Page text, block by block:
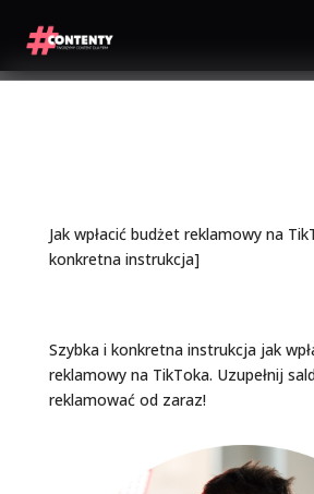
Jak wpłacić budżet reklamowy na
konkretna instrukcja]
Szybka i konkretna instrukcja jak
reklamowy na TikToka. Uzupełnij
reklamować od zaraz!